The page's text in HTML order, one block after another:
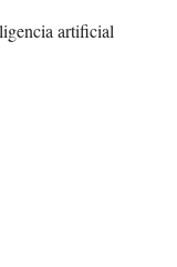
artificial